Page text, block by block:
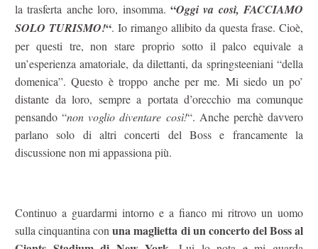
la trasferta anche loro, insomma. “Oggi va così, FACCIAMO
SOLO TURISMO!“. Io rimango allibito da questa frase. Cioè,
per questi tre, non stare proprio sotto il palco equivale a
un’esperienza amatoriale, da dilettanti, da springsteeniani “della
domenica”. Questo è troppo anche per me. Mi siedo un po’
distante da loro, sempre a portata d’orecchio ma comunque
pensando “non voglio diventare così!“. Anche perchè davvero
parlano solo di altri concerti del Boss e francamente la
discussione non mi appassiona più.
Continuo a guardarmi intorno e a fianco mi ritrovo un uomo
sulla cinquantina conuna maglietta di un concerto del Boss al